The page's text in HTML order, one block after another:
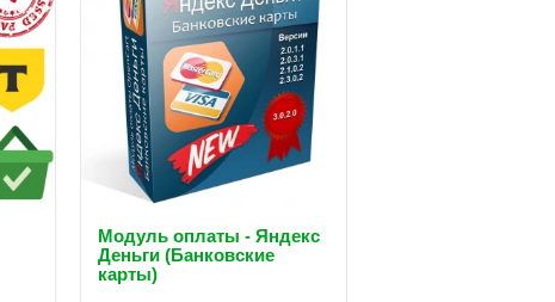
Модуль оплаты - Яндекс
Деньги (Банковские
карты)